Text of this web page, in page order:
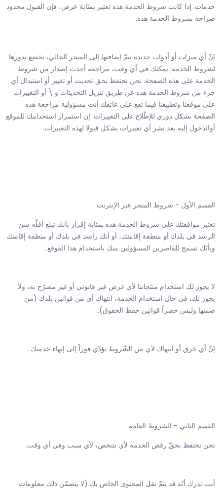
خدمات. إذا كانت شروط الخدمة هذه تعتبر بمثابة عرض، فإن القبول محدود
صراحة بشروط الخدمة هذه.
إنّ أي ميزات أو أدوات جديدة تتمّ إضافتها إلى المتجر الحالي، تخضع بدورها
لشروط الخدمة. يمكنك في أي وقت، مراجعة أحدث إصدار من شروط
الخدمة على هذه الصفحة. نحن نحتفظ بحق تحديث أو تغيير أو استبدال أي
جزء من شروط الخدمة هذه عن طريق تنزيل التحديثات و \ أو التغييرات
على موقعنا وتطبيقنا فيما تقع على عاتقك أنت مسؤولية مراجعة هذه
الصفحة بشكل دوري للإطّلاع على التغييرات. إن استمرار استخدامك للموقع
أوالدخول إليه بعد نشر أي تغييرات يشكل قبولا لهذه التغييرات.
القسم الأول - شروط المتجر عبر الإنترنت
تعتبر موافقتك على شروط الخدمة هذه بمثابة إقرار بأنك تبلغ أقلّه سن
الرشد في بلدك أو منطقة إقامتك، أو أنك راشد في بلدك أو منطقة إقامتك
وبأنّك تسمح للقاصرين المسؤولين منك باستخدام هذا الموقع..
لا يجوز لك استخدام منتجاتنا لأي غرض غير قانوني أو غير مصرّح به، ولا
يجوز لك، في حال استخدام الخدمة، انتهاك أي من قوانين بلدك (من
ضمنها وليس حصراً قوانين حفظ الحقوق)..
إنّ أي خرق أو انتهاك لأي من الشّروط يؤدّي فوراً إلى إنهاء خدمتك .
القسم الثاني - الشروط العامة
نحن نحتفظ بحقّ رفض الخدمة لأي شخص، لأي سبب وفي أي وقت.
أنت تدرك أنّه قد يتمّ نقل المحتوى الخاص بك (لا يتضمّن ذلك معلومات